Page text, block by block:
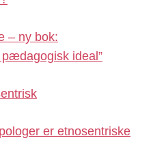
– ny bok:
ideal”
er etnosentriske